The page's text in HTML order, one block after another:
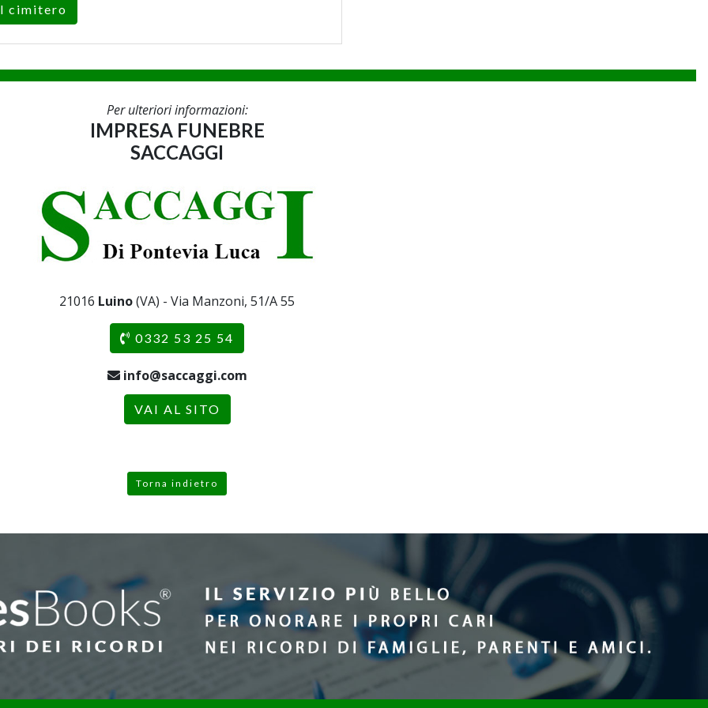
cimitero
Per ulteriori informazioni:
IMPRESA FUNEBRE
SACCAGGI
21016 Luino(VA) - Via Manzoni, 51/A 55
0332 53 25 54
info@saccaggi.com
VAI AL SITO
Torna indietro